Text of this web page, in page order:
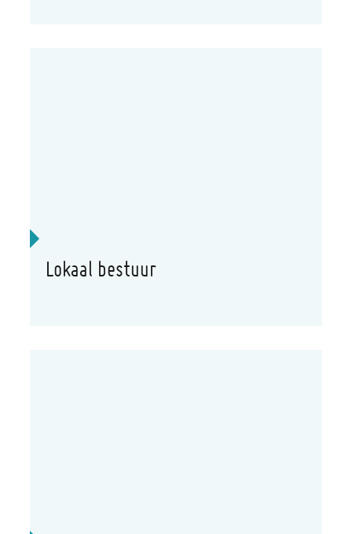
Lokaal bestuur